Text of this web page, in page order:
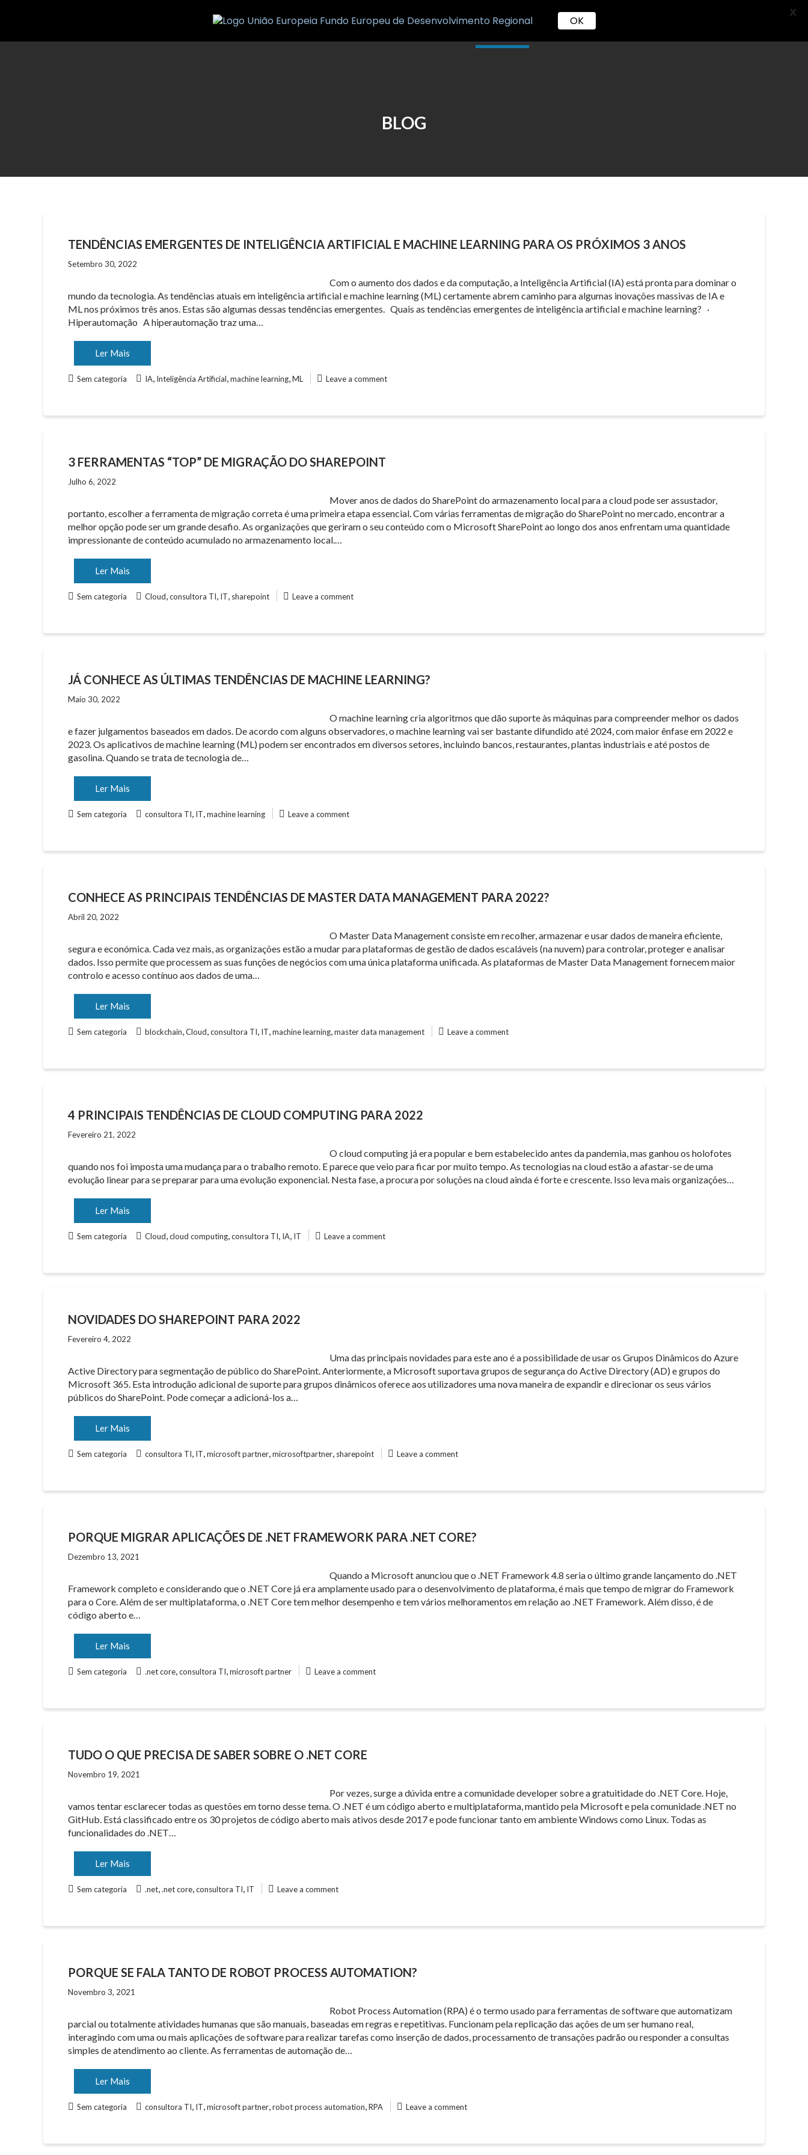
Serviços Loja
BLOG
TENDÊNCIAS EMERGENTES DE INTELIGÊNCIA ARTIFICIAL E MACHINE LEARNING PARA OS PRÓXIMOS 3 ANOS
Setembro 30, 2022
Com o aumento dos dados e da computação, a Inteligência Artificial (IA) está pronta para dominar o
mundo da tecnologia. As tendências atuais em inteligência artificial e machine learning (ML) certamente abrem caminho para algumas inovações massivas de IA e
ML nos próximos três anos. Estas são algumas dessas tendências emergentes. Quais as tendências emergentes de inteligência artificial e machine learning? ·
Hiperautomação A hiperautomação traz uma…
Ler Mais
Sem categoria IA, Inteligência Artificial,machine learning,ML Leave a comment
3 FERRAMENTAS “TOP” DE MIGRAÇÃO DO SHAREPOINT
Julho 6, 2022
Mover anos de dados do SharePoint do armazenamento local para a cloud pode ser assustador,
portanto, escolher a ferramenta de migração correta é uma primeira etapa essencial. Com várias ferramentas de migração do SharePoint no mercado, encontrar a
melhor opção pode ser um grande desafio. As organizações que geriram o seu conteúdo com o Microsoft SharePoint ao longo dos anos enfrentam uma quantidade
impressionante de conteúdo acumulado no armazenamento local.…
Ler Mais
Sem categoria Cloud,consultora TI, IT, sharepoint Leave a comment
JÁ CONHECE AS ÚLTIMAS TENDÊNCIAS DE MACHINE LEARNING?
Maio 30, 2022
O machine learning cria algoritmos que dão suporte às máquinas para compreender melhor os dados
e fazer julgamentos baseados em dados. De acordo com alguns observadores, o machine learning vai ser bastante difundido até 2024, com maior ênfase em 2022 e
2023. Os aplicativos de machine learning (ML) podem ser encontrados em diversos setores, incluindo bancos, restaurantes, plantas industriais e até postos de
gasolina. Quando se trata de tecnologia de…
Ler Mais
Sem categoria consultora TI, IT,machine learning Leave a comment
CONHECE AS PRINCIPAIS TENDÊNCIAS DE MASTER DATA MANAGEMENT PARA 2022?
Abril 20, 2022
O Master Data Management consiste em recolher, armazenar e usar dados de maneira eficiente,
segura e económica. Cada vez mais, as organizações estão a mudar para plataformas de gestão de dados escaláveis ​​(na nuvem) para controlar, proteger e analisar
dados. Isso permite que processem as suas funções de negócios com uma única plataforma unificada. As plataformas de Master Data Management fornecem maior
controlo e acesso contínuo aos dados de uma…
Ler Mais
Sem categoria blockchain,Cloud,consultora TI, IT,machine learning,master data management Leave a comment
4 PRINCIPAIS TENDÊNCIAS DE CLOUD COMPUTING PARA 2022
Fevereiro 21, 2022
O cloud computing já era popular e bem estabelecido antes da pandemia, mas ganhou os holofotes
quando nos foi imposta uma mudança para o trabalho remoto. E parece que veio para ficar por muito tempo. As tecnologias na cloud estão a afastar-se de uma
evolução linear para se preparar para uma evolução exponencial. Nesta fase, a procura por soluções na cloud ainda é forte e crescente. Isso leva mais organizações…
Ler Mais
Sem categoria Cloud,cloud computing,consultora TI, IA, IT Leave a comment
NOVIDADES DO SHAREPOINT PARA 2022
Fevereiro 4, 2022
Uma das principais novidades para este ano é a possibilidade de usar os Grupos Dinâmicos do Azure
Active Directory para segmentação de público do SharePoint. Anteriormente, a Microsoft suportava grupos de segurança do Active Directory (AD) e grupos do
Microsoft 365. Esta introdução adicional de suporte para grupos dinâmicos oferece aos utilizadores uma nova maneira de expandir e direcionar os seus vários
públicos do SharePoint. Pode começar a adicioná-los a…
Ler Mais
Sem categoria consultora TI, IT,microsoft partner,microsoftpartner, sharepoint Leave a comment
PORQUE MIGRAR APLICAÇÕES DE .NET FRAMEWORK PARA .NET CORE?
Dezembro 13, 2021
Quando a Microsoft anunciou que o .NET Framework 4.8 seria o último grande lançamento do .NET
Framework completo e considerando que o .NET Core já era amplamente usado para o desenvolvimento de plataforma, é mais que tempo de migrar do Framework
para o Core. Além de ser multiplataforma, o .NET Core tem melhor desempenho e tem vários melhoramentos em relação ao .NET Framework. Além disso, é de
código aberto e…
Ler Mais
Sem categoria .net core,consultora TI,microsoft partner Leave a comment
TUDO O QUE PRECISA DE SABER SOBRE O .NET CORE
Novembro 19, 2021
Por vezes, surge a dúvida entre a comunidade developer sobre a gratuitidade do .NET Core. Hoje,
vamos tentar esclarecer todas as questões em torno desse tema. O .NET é um código aberto e multiplataforma, mantido pela Microsoft e pela comunidade .NET no
GitHub. Está classificado entre os 30 projetos de código aberto mais ativos desde 2017 e pode funcionar tanto em ambiente Windows como Linux. Todas as
funcionalidades do .NET…
Ler Mais
Sem categoria .net,.net core,consultora TI, IT Leave a comment
PORQUE SE FALA TANTO DE ROBOT PROCESS AUTOMATION?
Novembro 3, 2021
Robot Process Automation (RPA) é o termo usado para ferramentas de software que automatizam
parcial ou totalmente atividades humanas que são manuais, baseadas em regras e repetitivas. Funcionam pela replicação das ações de um ser humano real,
interagindo com uma ou mais aplicações de software para realizar tarefas como inserção de dados, processamento de transações padrão ou responder a consultas
simples de atendimento ao cliente. As ferramentas de automação de…
Ler Mais
Sem categoria consultora TI, IT,microsoft partner,robot process automation,RPA Leave a comment
OK
X